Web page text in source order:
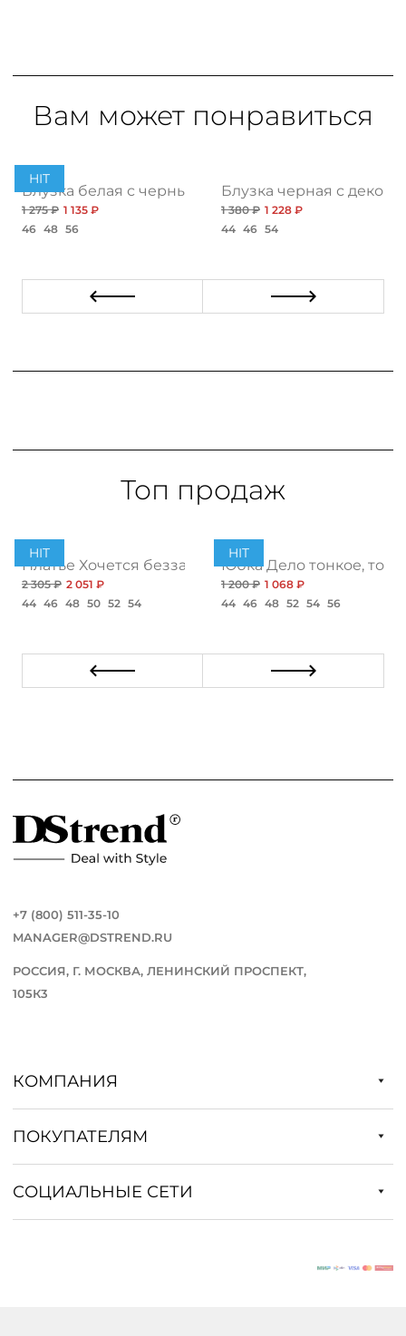
Вам может понравиться
HIT
Блузка белая с черными пуговицами
1 275 ₽ 1 135 ₽
46 48 56
Блузка черная с
1 380 ₽ 1 228 ₽
44 46 54
Топ продаж
HIT
Платье Хочется беззаботности, топ
2 305 ₽ 2 051 ₽
44 46 48 50 52 54
HIT
Юбка Дело тонкое, топ
1 200 ₽ 1 068 ₽
44 46 48 52 54 56
+7 (800) 511-35-10
MANAGER@DSTREND.RU
РОССИЯ, Г. МОСКВА, ЛЕНИНСКИЙ ПРОСПЕКТ,
105К3
КОМПАНИЯ
ПОКУПАТЕЛЯМ
СОЦИАЛЬНЫЕ СЕТИ